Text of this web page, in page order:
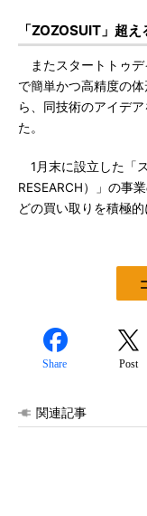
「ZOZOSUIT」超
またスタートトゥデ
で簡単かつ高精度の
ら、同技術のアイデ
た。
1月末に設立した「
RESEARCH）」の事
どの買い取りを積極
Share Post
関連記事